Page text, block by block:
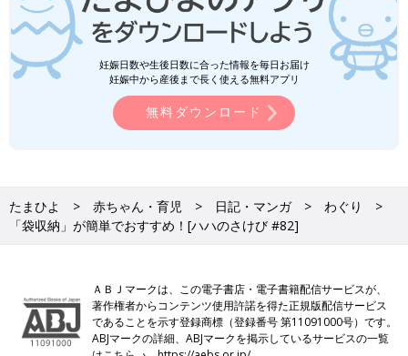
妊娠日数や生後日数に合った情報を毎日お届け
妊娠中から産後まで長く使える無料アプリ
無料ダウンロード
たまひよ 赤ちゃん・育児 日記・マンガ
わぐり
「袋収納」が簡単でおすすめ！[ハハのさけび #82]
ＡＢＪマークは、この電子書店・電子書籍配信サービスが、
著作権者からコンテンツ使用許諾を得た正規版配信サービス
であることを示す登録商標（登録番号 第11091000号）です。
ABJマークの詳細、ABJマークを掲示しているサービスの一覧